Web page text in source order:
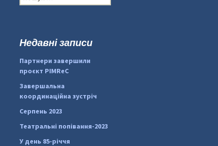
#PipIvanToday
pimrec_project
о
:Недавні записи
Партнери завершили
проєкт PIMReC
Завершальна
координаційна зустріч
Серпень 2023
Театральні попівання-2023
У день 85-річчя